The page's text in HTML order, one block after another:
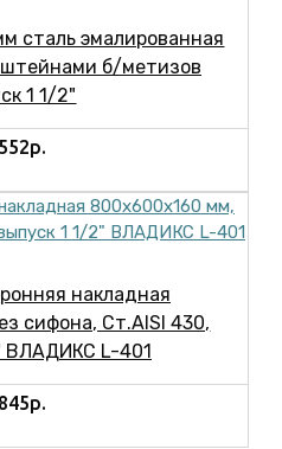
сталь эмалированная
б/метизов
1 1/2"
накладная
сифона, Ст.AISI 430,
ВЛАДИКС L-401